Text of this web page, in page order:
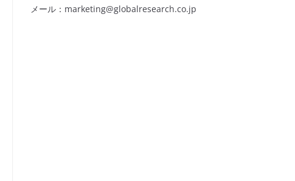
メール：marketing@globalresearch.co.jp